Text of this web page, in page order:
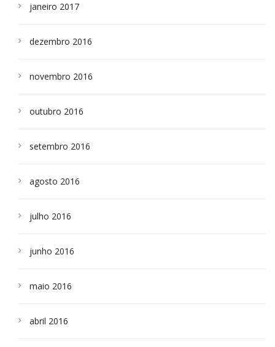
janeiro 2017
dezembro 2016
novembro 2016
outubro 2016
setembro 2016
agosto 2016
julho 2016
junho 2016
maio 2016
abril 2016